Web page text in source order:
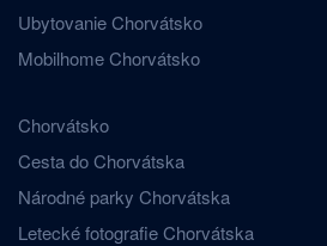
Ubytovanie Chorvátsko
Mobilhome Chorvátsko
Chorvátsko
Cesta do Chorvátska
Národné parky Chorvátska
Letecké fotografie Chorvátska